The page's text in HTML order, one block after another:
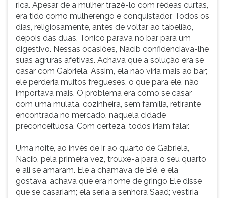
rica. Apesar de a mulher trazê-lo com rédeas curtas,
era tido como mulherengo e conquistador. Todos os
dias, religiosamente, antes de voltar ao tabelião,
depois das duas, Tonico parava no bar para um
digestivo. Nessas ocasiões, Nacib confidenciava-lhe
suas agruras afetivas. Achava que a solução era se
casar com Gabriela. Assim, ela não viria mais ao bar;
ele perderia muitos fregueses, o que para ele, não
importava mais. O problema era como se casar
com uma mulata, cozinheira, sem família, retirante
encontrada no mercado, naquela cidade
preconceituosa. Com certeza, todos iriam falar.
Uma noite, ao invés de ir ao quarto de Gabriela,
Nacib, pela primeira vez, trouxe-a para o seu quarto
e ali se amaram. Ele a chamava de Bié, e ela
gostava, achava que era nome de gringo Ele disse
que se casariam; ela seria a senhora Saad; vestiria